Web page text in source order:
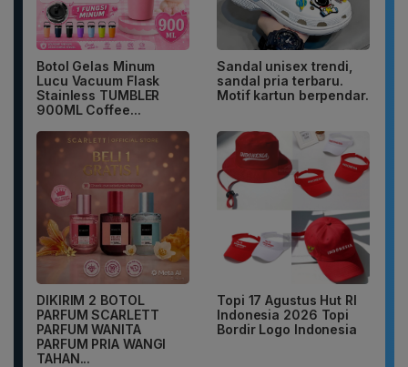
Botol Gelas Minum
Lucu Vacuum Flask
Stainless TUMBLER
900ML Coffee...
Sandal unisex trendi,
sandal pria terbaru.
Motif kartun berpendar.
DIKIRIM 2 BOTOL
PARFUM SCARLETT
PARFUM WANITA
PARFUM PRIA WANGI
TAHAN...
Topi 17 Agustus Hut RI
Indonesia 2026 Topi
Bordir Logo Indonesia